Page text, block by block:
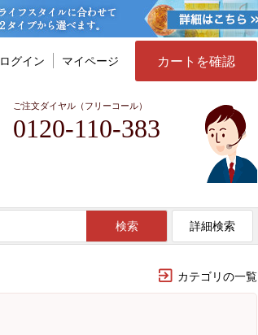
ログイン マイページ カートを確認
ご注文ダイヤル（フリーコール）
0120-110-383
検索 詳細検索
カテゴリの一覧